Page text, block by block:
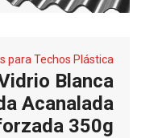
para Techos Plástica
Blanca
Acanalada
350g